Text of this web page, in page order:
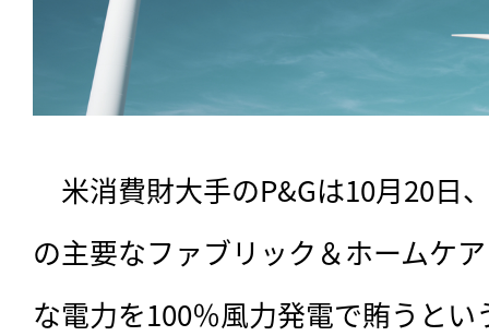
米消費財大手のP&Gは10月20日
の主要なファブリック＆ホームケ
な電力を100％風力発電で賄うと